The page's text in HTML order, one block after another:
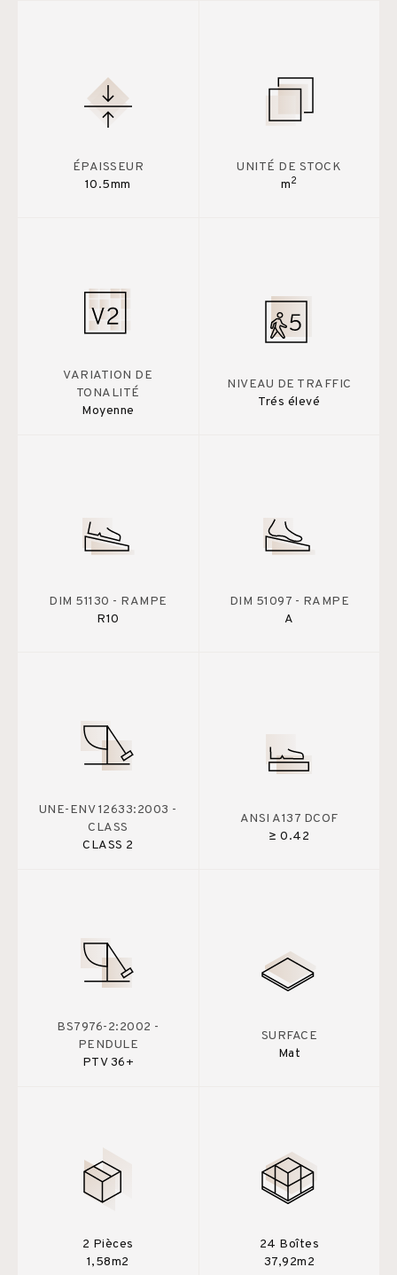
ÉPAISSEUR
10.5mm
UNITÉ DE STOCK
m2
VARIATION DE
TONALITÉ
Moyenne
NIVEAU DE TRAFFIC
Trés élevé
DIM 51130 - RAMPE
R10
DIM 51097 - RAMPE
A
UNE-ENV 12633:2003 -
CLASS
CLASS 2
ANSI A137 DCOF
≥ 0.42
BS7976-2:2002 -
PENDULE
PTV 36+
SURFACE
Mat
2 Pièces
1,58m2
24 Boîtes
37,92m2